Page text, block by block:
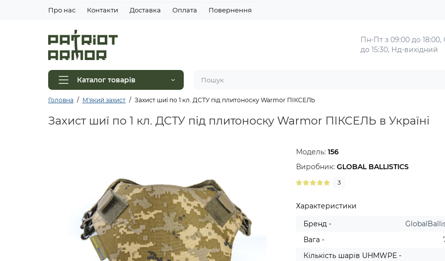
Про нас Контакти Доставка Оплата Повернення
Пн-Пт з 09:00 до 18:00,
до 15:30, Нд-вихідний
Каталог товарів
Головна М'який захист Захист шиї по 1 кл. ДСТУ під плитоноску Warmor ПІКСЕЛЬ
Захист шиї по 1 кл. ДСТУ під плитоноску Warmor ПІКСЕЛЬ в Україні
Модель:156
Виробник:GLOBAL BALLISTICS
3
Характеристики
Бренд -
Вага -
Кількість шарів UHMWPE -